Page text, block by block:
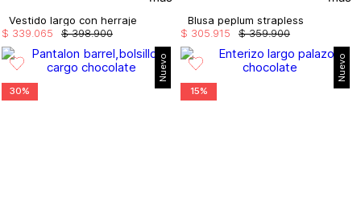
Vestido largo con herraje
$ 398.900
$ 339 065
Blusa peplum strapless
$ 359.900
$ 305 915
Nuevo
30%
Nuevo
15%